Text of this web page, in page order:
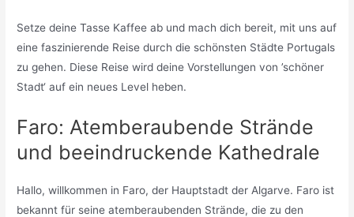
Setze deine Tasse Kaffee ab und mach dich bereit, mit uns auf
eine faszinierende Reise durch die schönsten Städte Portugals
zu gehen. Diese Reise wird deine Vorstellungen von ’schöner
Stadt‘ auf ein neues Level heben.
Faro: Atemberaubende Strände
und beeindruckende Kathedrale
Hallo, willkommen in Faro, der Hauptstadt der Algarve. Faro ist
bekannt für seine atemberaubenden Strände, die zu den